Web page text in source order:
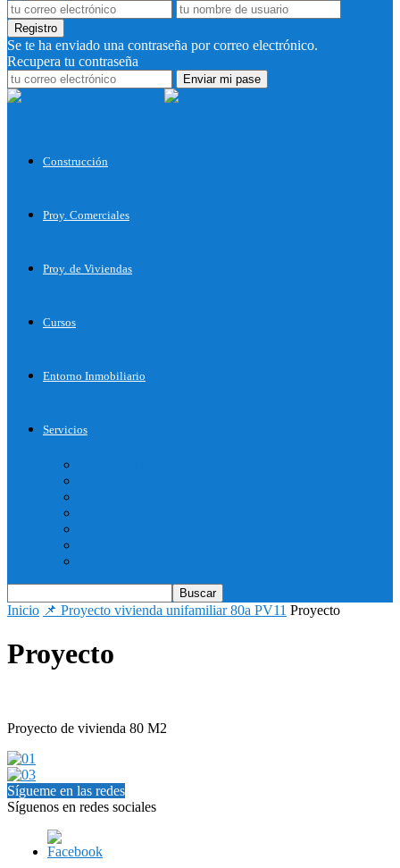
Se te ha enviado una contraseña por correo electrónico.
Recupera tu contraseña
Construcción
Proy. Comerciales
Proy. de Viviendas
Cursos
Entorno Inmobiliario
Servicios
Inicio 📌 Proyecto vivienda unifamiliar 80a PV11 Proyecto
Proyecto
Proyecto de vivienda 80 M2
Sígueme en las redes
Síguenos en redes sociales